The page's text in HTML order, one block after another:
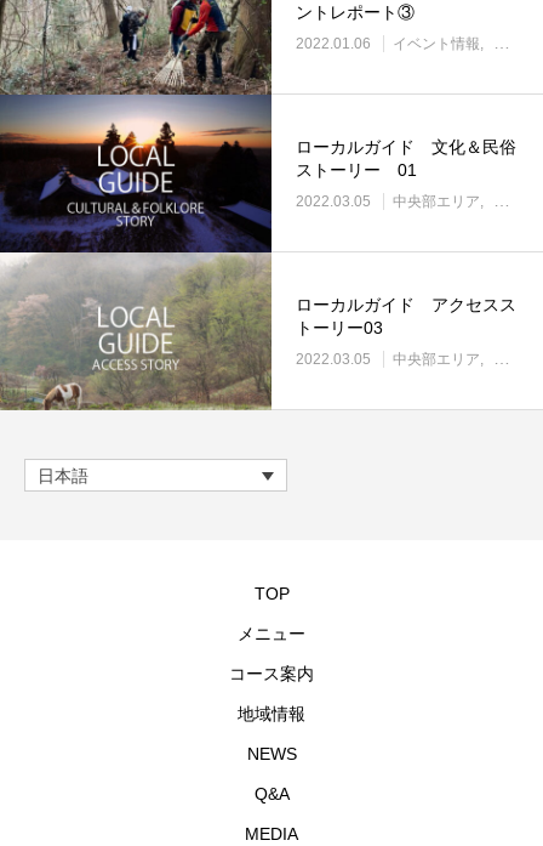
ントレポート③
2022.01.06 イベント情報
ローカルガイド 文化＆民俗
ストーリー 01
2022.03.05 中央部エリア
ローカルガイド アクセスス
トーリー03
2022.03.05 中央部エリア
日本語
TOP
メニュー
コース案内
地域情報
NEWS
Q&A
MEDIA